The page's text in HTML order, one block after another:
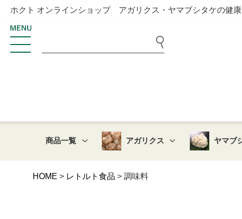
ホクト オンラインショップ アガリクス・ヤマブシタケの健康
商品一覧 アガリクス ヤマブ
HOME レトルト食品 調味料